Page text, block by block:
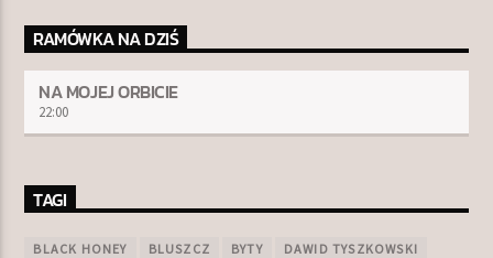
RAMÓWKA NA DZIŚ
NA MOJEJ ORBICIE
22:00
TAGI
BLACK HONEY BLUSZCZ BYTY DAWID TYSZKOWSKI